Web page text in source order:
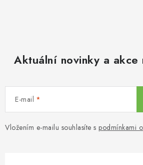
Aktuální novinky a akce
E-mail
Vložením e-mailu souhlasíte s podmínkami